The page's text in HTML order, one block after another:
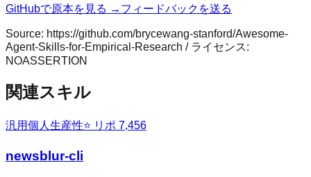
GitHubで原本を見る → フィードバックを送る
Source: https://github.com/brycewang-stanford/Awesome-
Agent-Skills-for-Empirical-Research / ライセンス:
NOASSERTION
関連スキル
汎用個人生産性⭐ リポ 7,456
newsblur-cli